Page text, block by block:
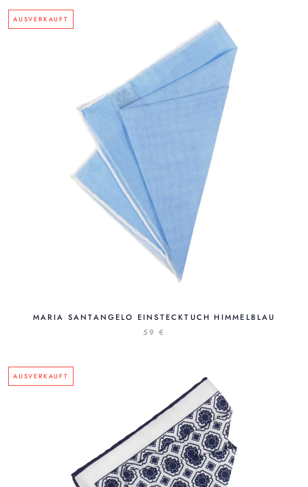
AUSVERKAUFT
MARIA SANTANGELO EINSTECKTUCH HIMMELBLAU
59 €
AUSVERKAUFT